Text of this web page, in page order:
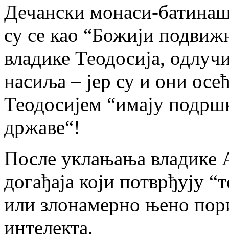
Дечански монаси-
су се као “Божији
владике Теодосија,
насиља – јер су и они
Теодосијем “имају
државе“!
После уклањања владике
догађаја који потврђују
или злонамерно њено
интелекта.